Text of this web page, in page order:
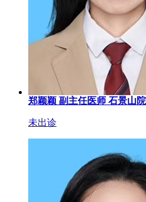
郑颖颖 副主任医师 石景山
未出诊